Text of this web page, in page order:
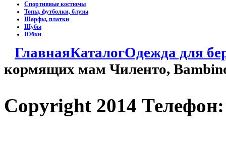
Спортивные костюмы
Топы, футболки, блузы
Шарфы, платки
Шубы
Юбки
ГлавнаяКаталогОдежда для
кормящих мам Чиленто,
Copyright 2014 Телефон: